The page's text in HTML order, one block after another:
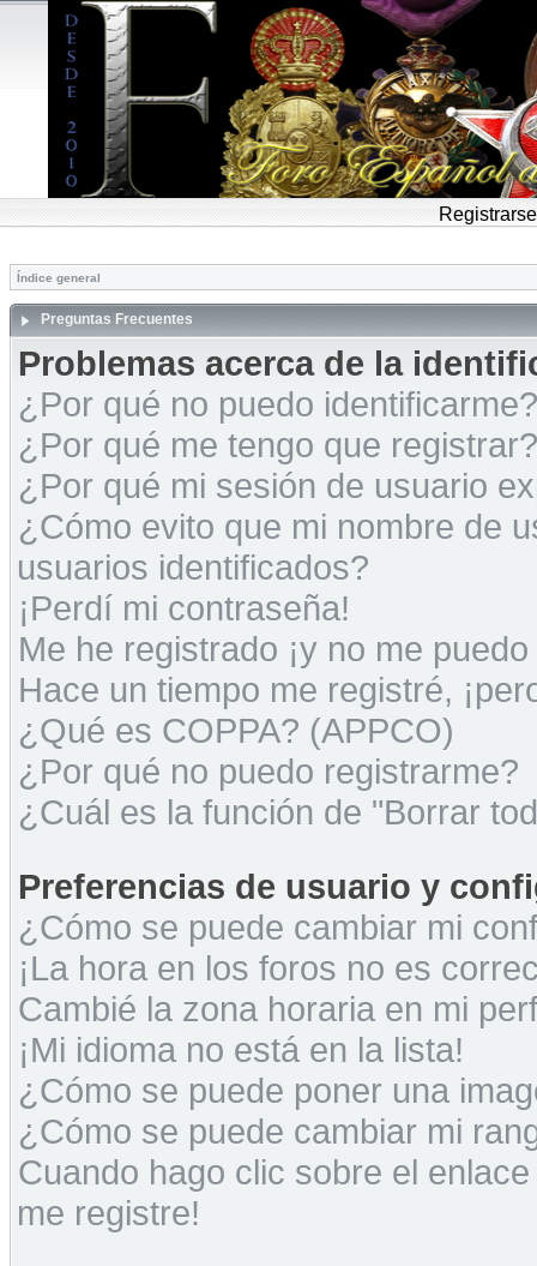
Registrarse
Índice general
Preguntas Frecuentes
Problemas acerca de la
¿Por qué no puedo identificarme?
¿Por qué me tengo que registrar?
¿Por qué mi sesión de usuario
¿Cómo evito que mi nombre de
usuarios identificados?
¡Perdí mi contraseña!
Me he registrado ¡y no me
Hace un tiempo me registré,
¿Qué es COPPA? (APPCO)
¿Por qué no puedo registrarme?
¿Cuál es la función de "Borrar
Preferencias de usuario y
¿Cómo se puede cambiar mi
¡La hora en los foros no es
Cambié la zona horaria en mi
¡Mi idioma no está en la lista!
¿Cómo se puede poner una
¿Cómo se puede cambiar mi
Cuando hago clic sobre el
me registre!